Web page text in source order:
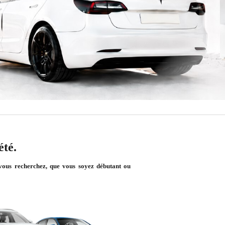
recherchez, que vous soyez débutant ou